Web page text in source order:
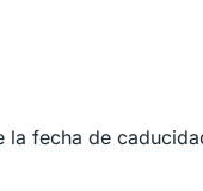
la fecha de